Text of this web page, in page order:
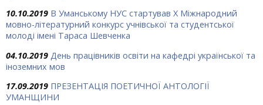
10.10.2019 В Уманському НУС стартував Х Міжнародний
мовно-літературний конкурс учнівської та студентської
молоді імені Тараса Шевченка
04.10.2019 День працівників освіти на кафедрі української та
іноземних мов
17.09.2019 ПРЕЗЕНТАЦІЯ ПОЕТИЧНОЇ АНТОЛОГІЇ
УМАНЩИНИ